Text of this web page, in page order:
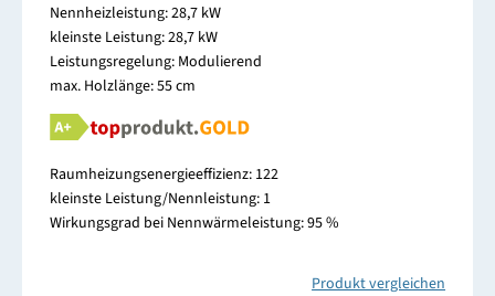
Nennheizleistung: 28,7 kW
kleinste Leistung: 28,7 kW
Leistungsregelung: Modulierend
max. Holzlänge: 55 cm
Raumheizungsenergieeffizienz: 122
kleinste Leistung/Nennleistung: 1
Wirkungsgrad bei Nennwärmeleistung: 95 %
Produkt vergleichen